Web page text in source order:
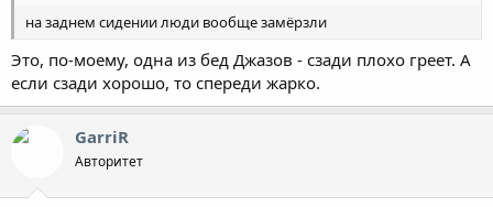
на заднем сидении люди вообще замёрзли
Это, по-моему, одна из бед Джазов - сзади плохо греет. А
если сзади хорошо, то спереди жарко.
GarriR
Авторитет